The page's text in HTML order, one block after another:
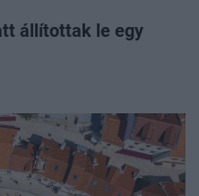
állítottak le egy